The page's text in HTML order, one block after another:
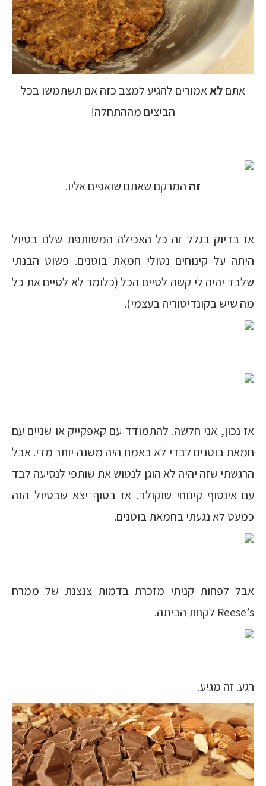
אתםלאאמורים להגיע למצב כזה אם תשתמשו בכל
הביצים מההתחלה!
זה המרקם שאתם שואפים אליו.
אז בדיוק בגלל זה כל האכילה המשותפת שלנו בטיול
היתה על קינוחים נטולי חמאת בוטנים. פשוט הבנתי
שלבד יהיה לי קשה לסיים הכל (כלומר לא לסיים את כל
מה שיש בקונדיטוריה בעצמי).
אז נכון, אני חלשה. להתמודד עם קאפקייק או שניים עם
חמאת בוטנים לבדי לא באמת היה משנה יותר מדי. אבל
הרגשתי שזה יהיה לא הוגן לנטוש את שותפי לנסיעה לבד
עם אינסוף קינוחי שוקולד. אז בסוף יצא שבטיול הזה
כמעט לא נגעתי בחמאת בוטנים.
אבל לפחות קניתי מזכרת בדמות צנצנת של ממרח
Reese’s לקחת הביתה.
רגע. זה מגיע.